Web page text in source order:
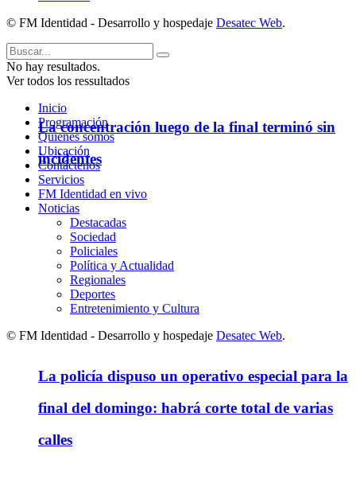
La concentración luego de la final terminó sin
incidentes
La policía dispuso un operativo especial para la
final del domingo: habrá corte total de varias
calles
© FM Identidad - Desarrollo y hospedaje Desatec Web.
No hay resultados.
Ver todos los ressultados
Inicio
Programación
Quienes somos
Ubicación
Contáctenos
Servicios
FM Identidad en vivo
Noticias
Destacadas
Sociedad
Policiales
Política y Actualidad
Regionales
Deportes
Entretenimiento y Cultura
© FM Identidad - Desarrollo y hospedaje Desatec Web.